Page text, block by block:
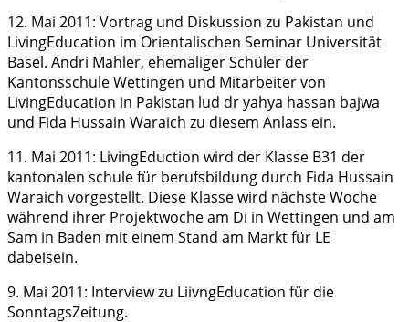
12. Mai 2011: Vortrag und Diskussion zu Pakistan und
LivingEducation im Orientalischen Seminar Universität
Basel. Andri Mahler, ehemaliger Schüler der
Kantonsschule Wettingen und Mitarbeiter von
LivingEducation in Pakistan lud dr yahya hassan bajwa
und Fida Hussain Waraich zu diesem Anlass ein.
11. Mai 2011: LivingEduction wird der Klasse B31 der
kantonalen schule für berufsbildung durch Fida Hussain
Waraich vorgestellt. Diese Klasse wird nächste Woche
während ihrer Projektwoche am Di in Wettingen und am
Sam in Baden mit einem Stand am Markt für LE
dabeisein.
9. Mai 2011: Interview zu LiivngEducation für die
SonntagsZeitung.